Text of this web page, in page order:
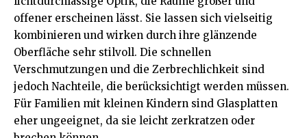
offener erscheinen lässt. Sie lassen sich vielseitig
kombinieren und wirken durch ihre glänzende
Oberfläche sehr stilvoll. Die schnellen
Verschmutzungen und die Zerbrechlichkeit sind
jedoch Nachteile, die berücksichtigt werden müssen.
Für Familien mit kleinen Kindern sind Glasplatten
eher ungeeignet, da sie leicht zerkratzen oder